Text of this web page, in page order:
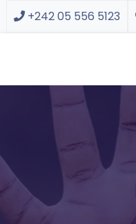
+242 05 556 5123